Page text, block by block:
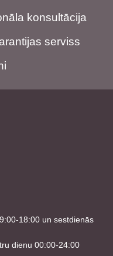
konsultācija
serviss
18:00 un sestdienās
dienu 00:00-24:00